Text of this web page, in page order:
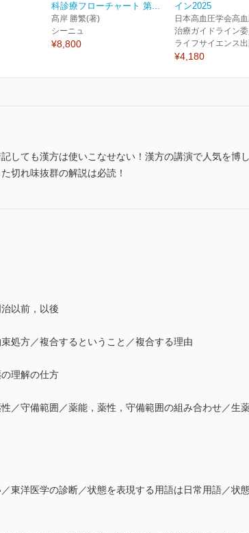
科診療フローチャート 第...
髙岸 勝繁(著)
シーニュ
¥8,800
イン2025
日本高血圧学会高血
治療ガイドライン
ライフサイエンス
¥4,180
しても漢方は使いこなせない！漢方の講演で人気を博
切れ味抜群の解説は必読！
以前，以後
処方／複合するということ／複合する理由
理解の仕方
／守備範囲／薬能，薬性，守備範囲の組み合わせ／生
東洋医学の診断／状態を表現する用語は日常用語／状